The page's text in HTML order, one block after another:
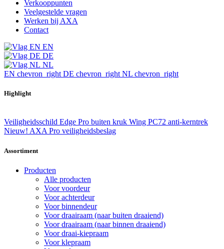
Verkooppunten
Veelgestelde vragen
Werken bij AXA
Contact
EN
DE
NL
EN chevron_right DE chevron_right NL chevron_right
Highlight
Veiligheidsschild Edge Pro buiten kruk Wing PC72 anti-kerntrek
Nieuw! AXA Pro veiligheidsbeslag
Assortiment
Producten
Alle producten
Voor voordeur
Voor achterdeur
Voor binnendeur
Voor draairaam (naar buiten draaiend)
Voor draairaam (naar binnen draaiend)
Voor draai-kiepraam
Voor klepraam